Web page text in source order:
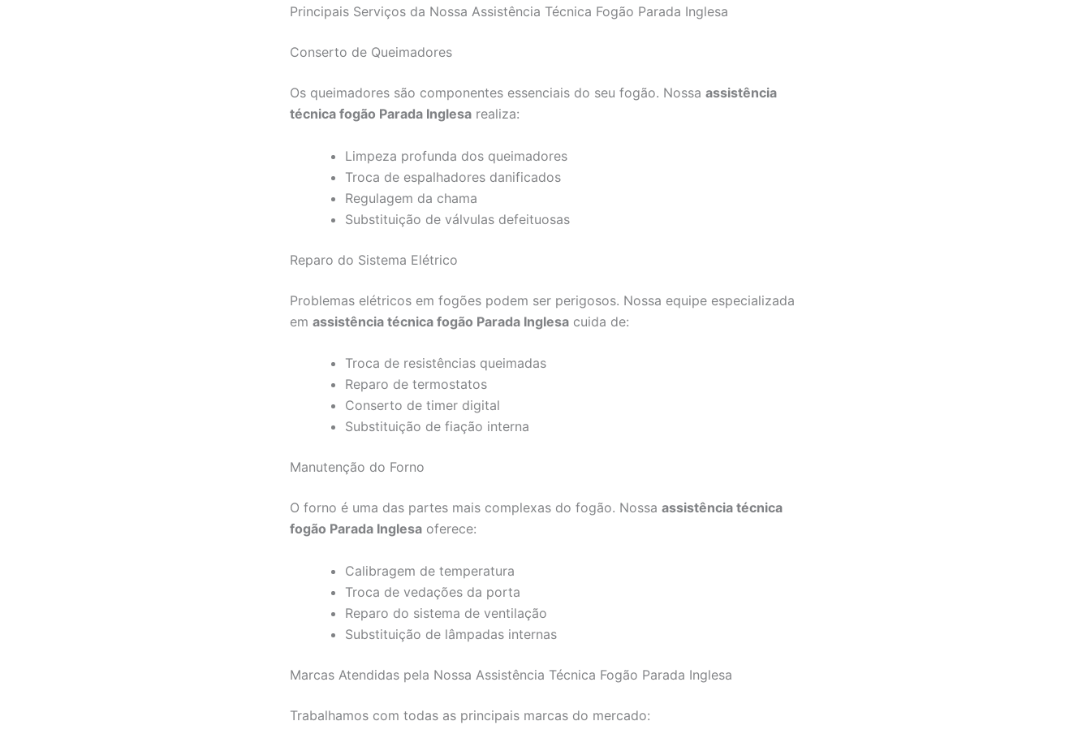
Principais Serviços da Nossa Assistência Técnica Fogão Parada Inglesa
Conserto de Queimadores
Os queimadores são componentes essenciais do seu fogão. Nossa assistência
técnica fogão Parada Inglesa realiza:
Limpeza profunda dos queimadores
Troca de espalhadores danificados
Regulagem da chama
Substituição de válvulas defeituosas
Reparo do Sistema Elétrico
Problemas elétricos em fogões podem ser perigosos. Nossa equipe especializada
em assistência técnica fogão Parada Inglesa cuida de:
Troca de resistências queimadas
Reparo de termostatos
Conserto de timer digital
Substituição de fiação interna
Manutenção do Forno
O forno é uma das partes mais complexas do fogão. Nossa assistência técnica
fogão Parada Inglesa oferece:
Calibragem de temperatura
Troca de vedações da porta
Reparo do sistema de ventilação
Substituição de lâmpadas internas
Marcas Atendidas pela Nossa Assistência Técnica Fogão Parada Inglesa
Trabalhamos com todas as principais marcas do mercado: